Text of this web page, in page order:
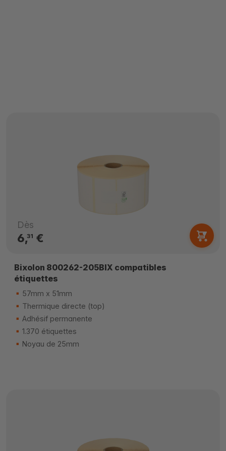
Dès
6,31 €
Bixolon 800262-205BIX compatibles
étiquettes
57mm x 51mm
Thermique directe (top)
Adhésif permanente
1.370 étiquettes
Noyau de 25mm